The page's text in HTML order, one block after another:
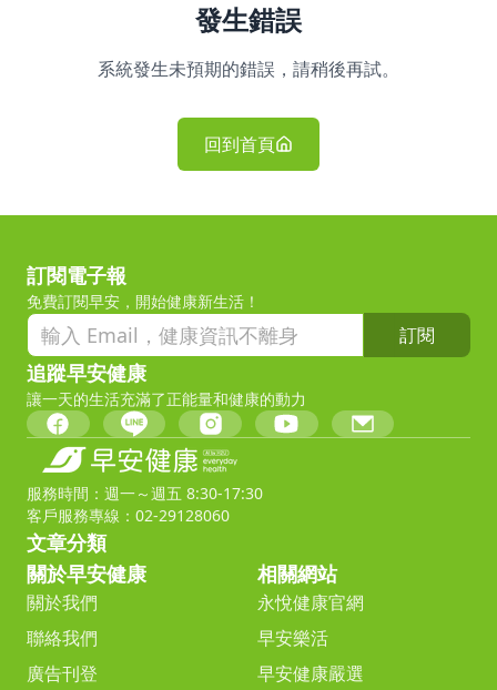
發生錯誤
系統發生未預期的錯誤，請稍後再試。
回到首頁
訂閱電子報
免費訂閱早安，開始健康新生活！
訂閱
追蹤早安健康
讓一天的生活充滿了正能量和健康的動力
服務時間：週一～週五 8:30-17:30
客戶服務專線：02-29128060
文章分類
關於早安健康
關於我們
聯絡我們
廣告刊登
相關網站
永悅健康官網
早安樂活
早安健康嚴選